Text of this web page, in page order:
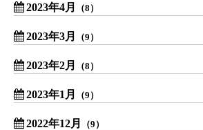
2023年4月 （8）
2023年3月 （9）
2023年2月 （8）
2023年1月 （9）
2022年12月 （9）